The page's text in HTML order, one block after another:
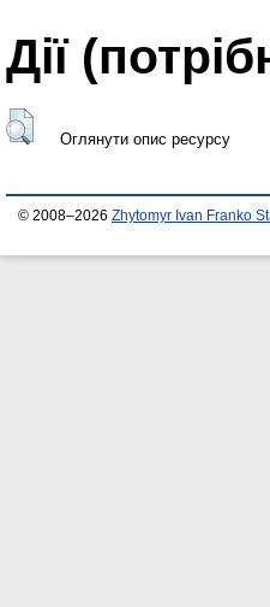
Дії
Оглянути опис ресурсу
© 2008–2026 Zhytomyr Ivan Franko